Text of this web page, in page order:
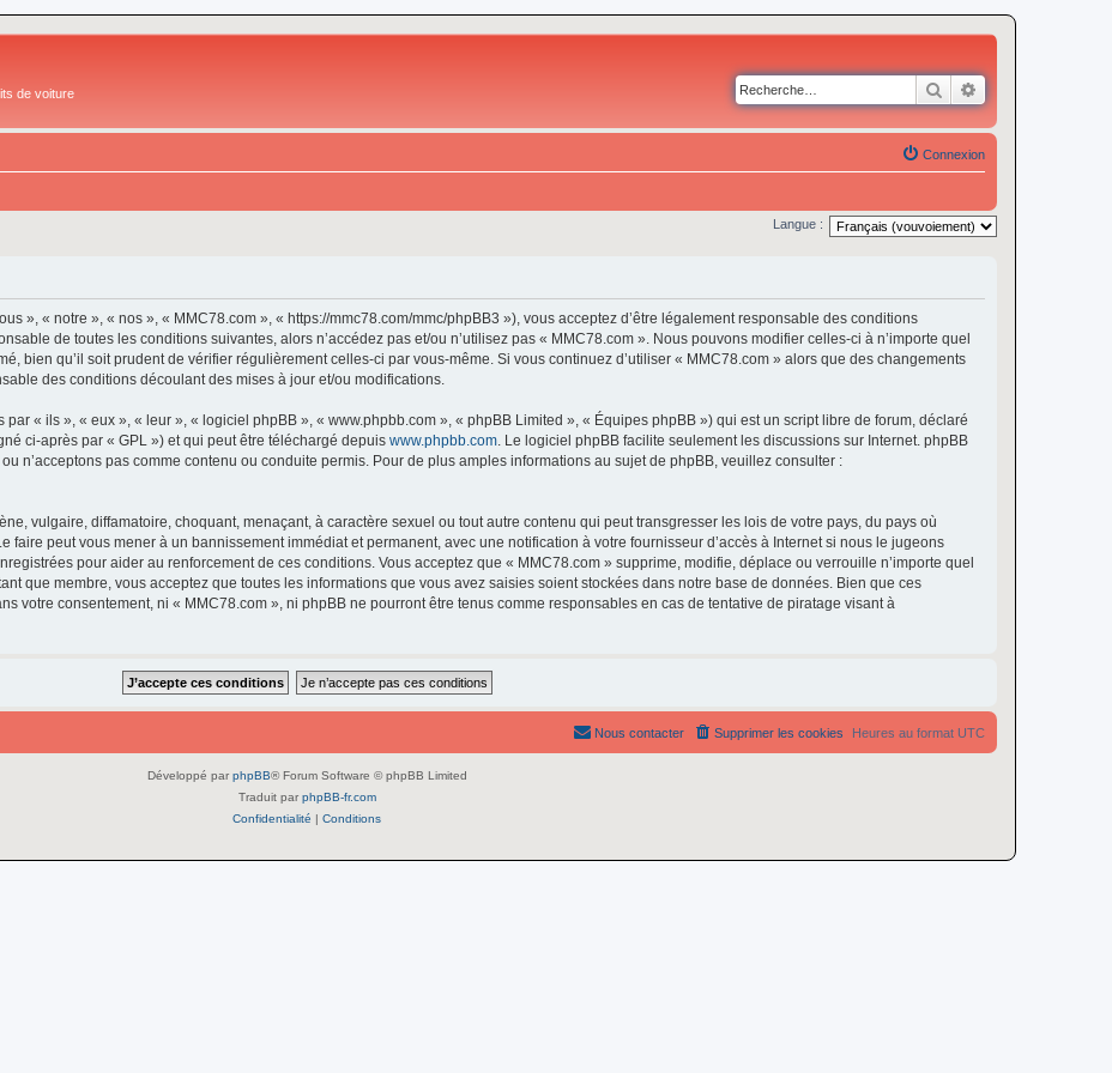
de voiture Rechercher
Connexion
Langue :
», « notre », « nos », « MMC78.com », « https://mmc78.com/mmc/phpBB3 »), vous acceptez d’être légalement responsable des conditions
de toutes les conditions suivantes, alors n’accédez pas et/ou n’utilisez pas « MMC78.com ». Nous pouvons modifier celles-ci à n’importe quel
bien qu’il soit prudent de vérifier régulièrement celles-ci par vous-même. Si vous continuez d’utiliser « MMC78.com » alors que des changements
des conditions découlant des mises à jour et/ou modifications.
« ils », « eux », « leur », « logiciel phpBB », « www.phpbb.com », « phpBB Limited », « Équipes phpBB ») qui est un script libre de forum, déclaré
ci-après par « GPL ») et qui peut être téléchargé depuis www.phpbb.com. Le logiciel phpBB facilite seulement les discussions sur Internet. phpBB
n’acceptons pas comme contenu ou conduite permis. Pour de plus amples informations au sujet de phpBB, veuillez consulter :
vulgaire, diffamatoire, choquant, menaçant, à caractère sexuel ou tout autre contenu qui peut transgresser les lois de votre pays, du pays où
faire peut vous mener à un bannissement immédiat et permanent, avec une notification à votre fournisseur d’accès à Internet si nous le jugeons
pour aider au renforcement de ces conditions. Vous acceptez que « MMC78.com » supprime, modifie, déplace ou verrouille n’importe quel
que membre, vous acceptez que toutes les informations que vous avez saisies soient stockées dans notre base de données. Bien que ces
votre consentement, ni « MMC78.com », ni phpBB ne pourront être tenus comme responsables en cas de tentative de piratage visant à
Heures au format UTC
Supprimer les cookies
Nous contacter
Développé par phpBB® Forum Software © phpBB Limited
Traduit par phpBB-fr.com
Confidentialité | Conditions